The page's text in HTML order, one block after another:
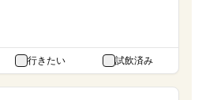
行きたい 試飲済み